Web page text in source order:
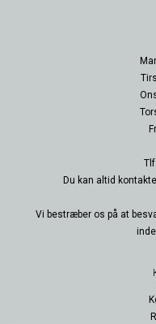
Du kan altid
Vi bestræber os på at